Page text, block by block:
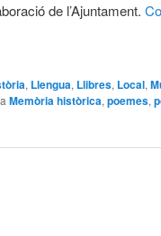
de l’Ajuntament.
, Llengua, Llibres, Local,
Memòria històrica,poemes,